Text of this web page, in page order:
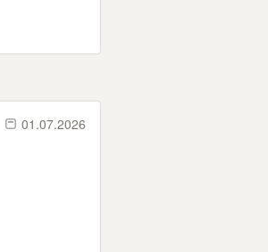
01.07.2026